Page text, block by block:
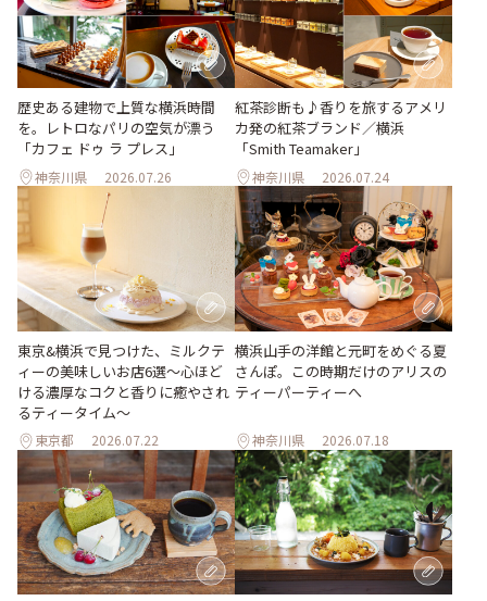
歴史ある建物で上質な横浜時間
を。レトロなパリの空気が漂う
「カフェ ドゥ ラ プレス」
神奈川県 2026.07.26
紅茶診断も♪香りを旅するアメリ
カ発の紅茶ブランド／横浜
「Smith Teamaker」
神奈川県 2026.07.24
東京&横浜で見つけた、ミルクテ
ィーの美味しいお店6選～心ほど
ける濃厚なコクと香りに癒やされ
るティータイム～
東京都 2026.07.22
横浜山手の洋館と元町をめぐる夏
さんぽ。この時期だけのアリスの
ティーパーティーへ
神奈川県 2026.07.18